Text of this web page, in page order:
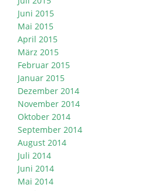
Juni 2015
Mai 2015
April 2015
März 2015
Februar 2015
Januar 2015
Dezember 2014
November 2014
Oktober 2014
September 2014
August 2014
Juli 2014
Juni 2014
Mai 2014